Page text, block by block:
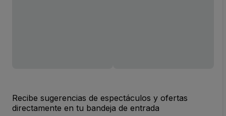
Recibe sugerencias de espectáculos y ofertas
directamente en tu bandeja de entrada